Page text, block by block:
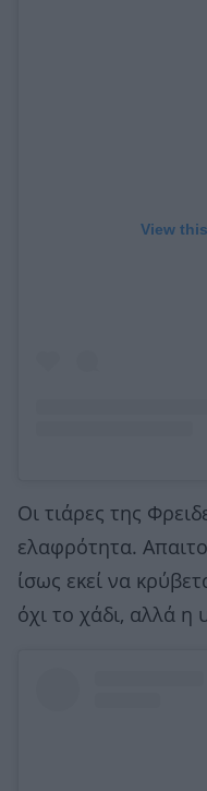
View
Οι τιάρες της
ελαφρότητα.
ίσως εκεί να
όχι το χάδι, αλλά η